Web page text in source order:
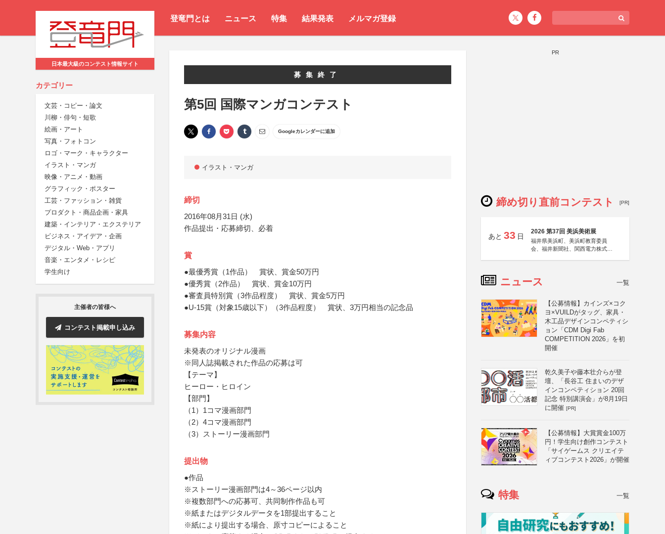
登竜門とは ニュース 特集 結果発表 メルマガ登録
日本最大級のコンテスト情報サイト
カテゴリー
文芸・コピー・論文
川柳・俳句・短歌
絵画・アート
写真・フォトコン
ロゴ・マーク・キャラクター
イラスト・マンガ
映像・アニメ・動画
グラフィック・ポスター
工芸・ファッション・雑貨
プロダクト・商品企画・家具
建築・インテリア・エクステリア
ビジネス・アイデア・企画
デジタル・Web・アプリ
音楽・エンタメ・レシピ
学生向け
主催者の皆様へ
コンテスト掲載申し込み
募集終了
第5回 国際マンガコンテスト
Googleカレンダーに追加
イラスト・マンガ
締切
2016年08月31日 (水)
作品提出・応募締切、必着
賞
●最優秀賞（1作品） 賞状、賞金50万円
●優秀賞（2作品） 賞状、賞金10万円
●審査員特別賞（3作品程度） 賞状、賞金5万円
●U-15賞（対象15歳以下）（3作品程度） 賞状、3万円相当の記念品
募集内容
未発表のオリジナル漫画
※同人誌掲載された作品の応募は可
【テーマ】
ヒーロー・ヒロイン
【部門】
（1）1コマ漫画部門
（2）4コマ漫画部門
（3）ストーリー漫画部門
提出物
●作品
※ストーリー漫画部門は4～36ページ以内
※複数部門への応募可、共同制作作品も可
※紙またはデジタルデータを1部提出すること
※紙により提出する場合、原寸コピーによること
PR
締め切り直前コンテスト [PR]
あと 33 日
2026 第37回 美浜美術展
福井県美浜町、美浜町教育委員
会、福井新聞社、関西電力株式会
ニュース 一覧
【公募情報】カインズ×コク
ヨ×VUILDがタッグ、家具・
木工品デザインコンペティシ
ョン「CDM Digi Fab
COMPETITION 2026」を初
開催
乾久美子や藤本壮介らが登
壇、「長谷工 住まいのデザ
インコンペティション 20回
記念 特別講演会」が8月19日
に開催 [PR]
【公募情報】大賞賞金100万
円！学生向け創作コンテスト
「サイゲームス クリエイテ
ィブコンテスト2026」が開催
特集 一覧